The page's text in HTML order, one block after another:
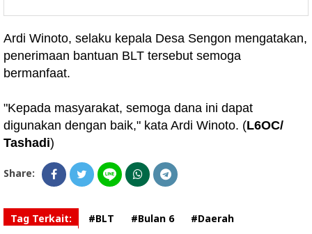
Ardi Winoto, selaku kepala Desa Sengon mengatakan,
penerimaan bantuan BLT tersebut semoga
bermanfaat.
"Kepada masyarakat, semoga dana ini dapat
digunakan dengan baik," kata Ardi Winoto. (L6OC/
Tashadi)
Share:
Tag Terkait: #BLT #Bulan 6
#Daerah